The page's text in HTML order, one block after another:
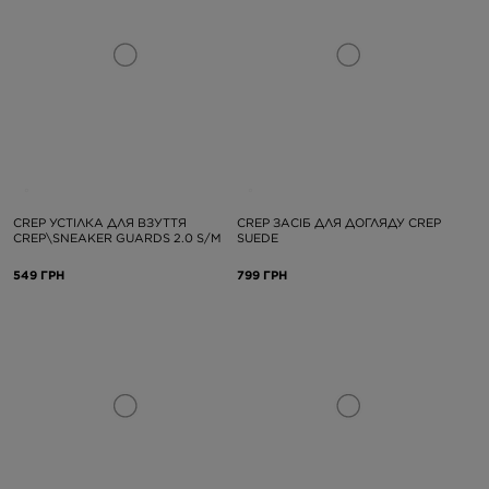
CREP УСТІЛКА ДЛЯ ВЗУТТЯ
CREP\SNEAKER GUARDS 2.0 S/M
549 ГРН
CREP ЗАСІБ ДЛЯ ДОГЛЯДУ CREP
SUEDE
799 ГРН